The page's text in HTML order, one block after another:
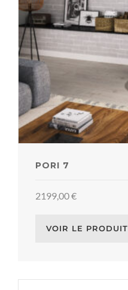
PORI 7
2199,00€
VOIR LE PRODUIT